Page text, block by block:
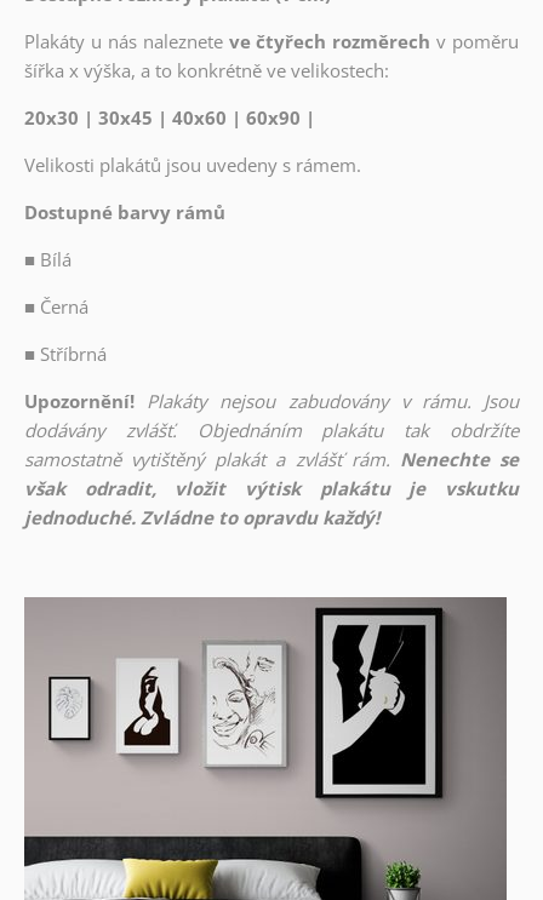
Plakáty u nás naleznete ve čtyřech rozměrech v poměru
šířka x výška, a to konkrétně ve velikostech:
20x30 | 30x45 | 40x60 | 60x90 |
Velikosti plakátů jsou uvedeny s rámem.
Dostupné barvy rámů
■ Bílá
■ Černá
■ Stříbrná
Upozornění! Plakáty nejsou zabudovány v rámu. Jsou
dodávány zvlášť. Objednáním plakátu tak obdržíte
samostatně vytištěný plakát a zvlášť rám. Nenechte se
však odradit, vložit výtisk plakátu je vskutku
jednoduché. Zvládne to opravdu každý!